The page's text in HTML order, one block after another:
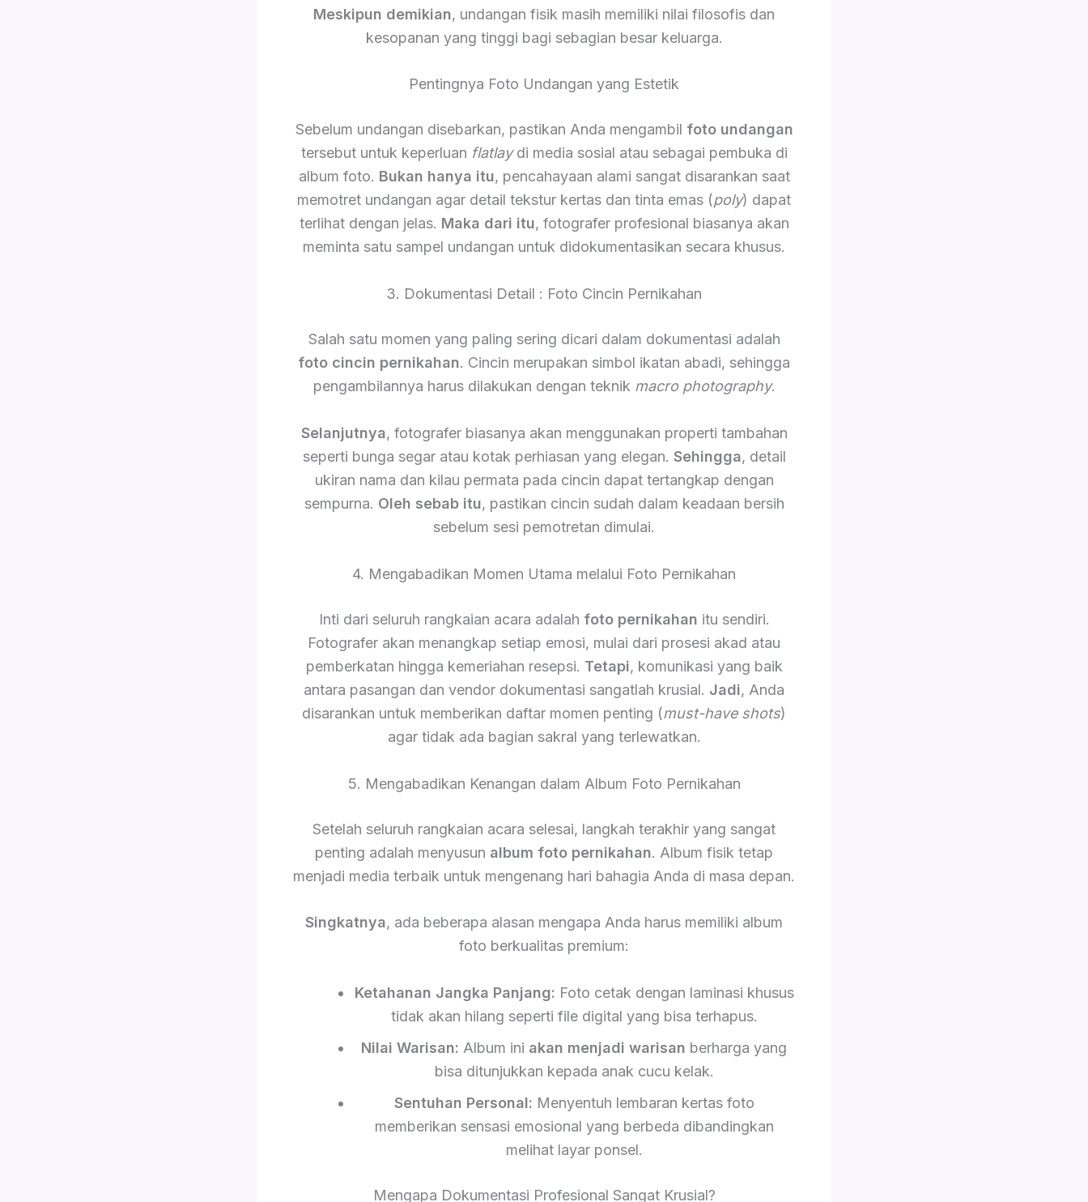
Meskipun demikian, undangan fisik masih memiliki nilai filosofis dan
kesopanan yang tinggi bagi sebagian besar keluarga.
Pentingnya Foto Undangan yang Estetik
Sebelum undangan disebarkan, pastikan Anda mengambil foto undangan
tersebut untuk keperluan flatlaydi media sosial atau sebagai pembuka di
album foto. Bukan hanya itu, pencahayaan alami sangat disarankan saat
memotret undangan agar detail tekstur kertas dan tinta emas (poly) dapat
terlihat dengan jelas. Maka dari itu, fotografer profesional biasanya akan
meminta satu sampel undangan untuk didokumentasikan secara khusus.
3. Dokumentasi Detail : Foto Cincin Pernikahan
Salah satu momen yang paling sering dicari dalam dokumentasi adalah
foto cincin pernikahan. Cincin merupakan simbol ikatan abadi, sehingga
pengambilannya harus dilakukan dengan teknik macro photography.
Selanjutnya, fotografer biasanya akan menggunakan properti tambahan
seperti bunga segar atau kotak perhiasan yang elegan. Sehingga, detail
ukiran nama dan kilau permata pada cincin dapat tertangkap dengan
sempurna. Oleh sebab itu, pastikan cincin sudah dalam keadaan bersih
sebelum sesi pemotretan dimulai.
4. Mengabadikan Momen Utama melalui Foto Pernikahan
Inti dari seluruh rangkaian acara adalah foto pernikahan itu sendiri.
Fotografer akan menangkap setiap emosi, mulai dari prosesi akad atau
pemberkatan hingga kemeriahan resepsi. Tetapi, komunikasi yang baik
antara pasangan dan vendor dokumentasi sangatlah krusial. Jadi, Anda
disarankan untuk memberikan daftar momen penting (must-have shots)
agar tidak ada bagian sakral yang terlewatkan.
5. Mengabadikan Kenangan dalam Album Foto Pernikahan
Setelah seluruh rangkaian acara selesai, langkah terakhir yang sangat
penting adalah menyusun album foto pernikahan. Album fisik tetap
menjadi media terbaik untuk mengenang hari bahagia Anda di masa depan.
Singkatnya, ada beberapa alasan mengapa Anda harus memiliki album
foto berkualitas premium:
Ketahanan Jangka Panjang: Foto cetak dengan laminasi khusus
tidak akan hilang seperti file digital yang bisa terhapus.
Nilai Warisan: Album ini akan menjadi warisan berharga yang
bisa ditunjukkan kepada anak cucu kelak.
Sentuhan Personal: Menyentuh lembaran kertas foto
memberikan sensasi emosional yang berbeda dibandingkan
melihat layar ponsel.
Mengapa Dokumentasi Profesional Sangat Krusial?